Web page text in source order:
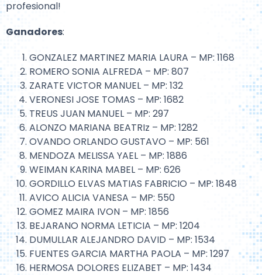
profesional!
Ganadores:
GONZALEZ MARTINEZ MARIA LAURA – MP: 1168
ROMERO SONIA ALFREDA – MP: 807
ZARATE VICTOR MANUEL – MP: 132
VERONESI JOSE TOMAS – MP: 1682
TREUS JUAN MANUEL – MP: 297
ALONZO MARIANA BEATRIz – MP: 1282
OVANDO ORLANDO GUSTAVO – MP: 561
MENDOZA MELISSA YAEL – MP: 1886
WEIMAN KARINA MABEL – MP: 626
GORDILLO ELVAS MATIAS FABRICIO – MP: 1848
AVICO ALICIA VANESA – MP: 550
GOMEZ MAIRA IVON – MP: 1856
BEJARANO NORMA LETICIA – MP: 1204
DUMULLAR ALEJANDRO DAVID – MP: 1534
FUENTES GARCIA MARTHA PAOLA – MP: 1297
HERMOSA DOLORES ELIZABET – MP: 1434